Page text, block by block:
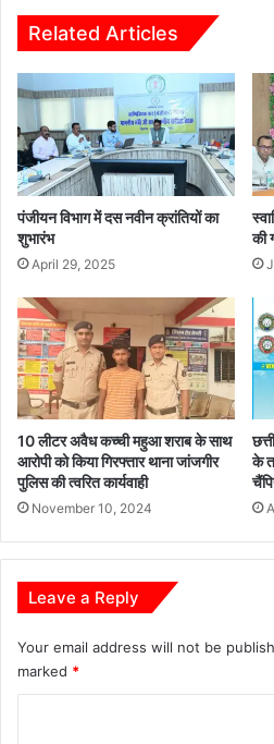
की
रैं
किं
क
ह
म
क
र
ने
वा
ला
आ
पी
को
कि
या
गि
र
फ्ता
र
था
ना
म
ग
लि
स
की
Related Articles
पंजीयन विभाग में दस नवीन क्रांतियों का
शुभारंभ
April 29, 2025
की
10 लीटर अवैध कच्ची महुआ शराब के साथ
आरोपी को किया गिरफ्तार थाना जांजगीर
पुलिस की त्वरित कार्यवाही
November 10, 2024
के
Leave a Reply
Your email address will not be
marked *